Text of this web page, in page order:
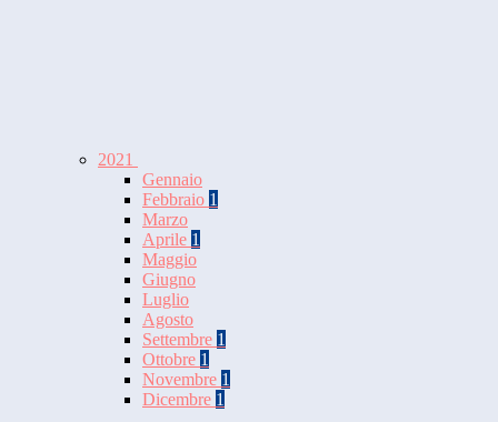
2021
Gennaio
Febbraio 1
Marzo
Aprile 1
Maggio
Giugno
Luglio
Agosto
Settembre 1
Ottobre 1
Novembre 1
Dicembre 1